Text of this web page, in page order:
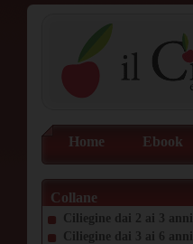
Home Ebook
Collane
Ciliegine dai 2 ai 3 anni
Ciliegine dai 3 ai 6 anni